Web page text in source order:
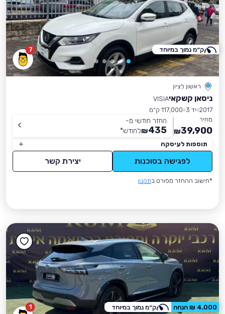
7
ראשון לציון
ניסאן קשקאיVISIA
2017 יד 3
117,000 ק״מ
מחיר
39,900
₪
החזר חודשי מ-
435
₪לחודש*
תוספות לעיסקה
לפגישה בסוכנות יצירת קשר
*חישוב ההחזר מפורט בתקנון
ק״מ נמוך במיוחד
1 4,000 ₪ הנחה ק״מ נמוך במיוחד